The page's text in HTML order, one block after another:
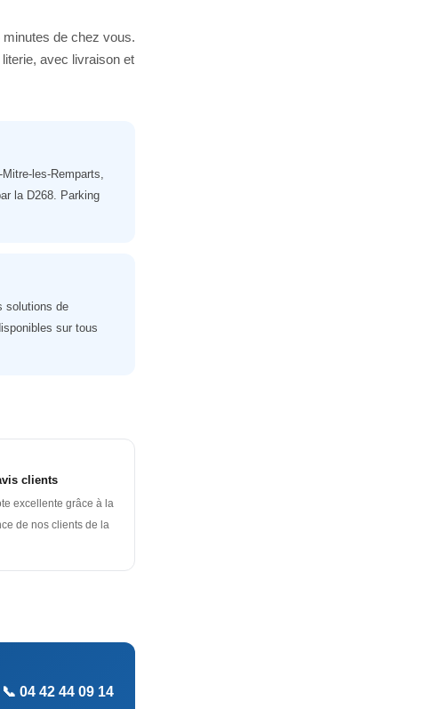
de chez vous.
avec livraison et
les-Remparts,
la D268. Parking
solutions de
sur tous
clients
excellente grâce à la
de nos clients de la
📞 04 42 44 09 14